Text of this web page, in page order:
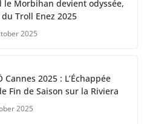
le Morbihan devient odyssée,
Troll Enez 2025
2025
Cannes 2025 : L’Échappée
Fin de Saison sur la Riviera
2025